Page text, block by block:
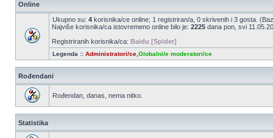
Online
Ukupno su: 4 korisnika/ce online; 1 registriran/a, 0 skrivenih i 3 gosta.
Najviše korisnika/ca istovremeno online bilo je: 2225 dana pon, svi
Registriranih korisnika/ca: Baidu [Spider]
Legenda :: Administratori/ce Globalni/e moderatori/ce
Rođendani
Rođendan, danas, nema nitko.
Statistika